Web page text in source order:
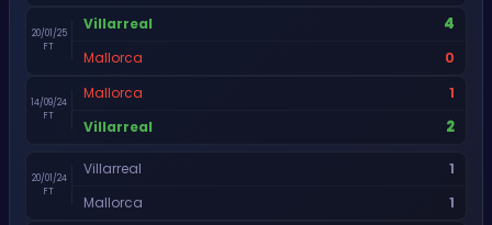
20/01/25
FT
Villarreal 4
Mallorca 0
14/09/24
FT
Mallorca 1
Villarreal 2
20/01/24
FT
Villarreal 1
Mallorca 1